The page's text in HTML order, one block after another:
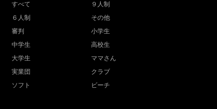
すべて
９人制
６人制
その他
審判
小学生
中学生
高校生
大学生
ママさん
実業団
クラブ
ソフト
ビーチ